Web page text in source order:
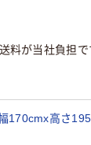
料が当社負担で
170cmx高さ